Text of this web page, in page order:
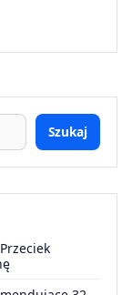
Szukaj